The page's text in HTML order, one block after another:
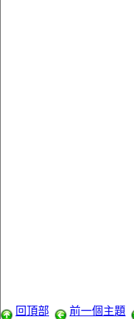
回頂部 前一個主題